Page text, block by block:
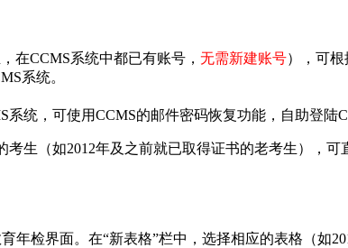
在CCMS系统中都已有账号， 无需新建账号），可
系统。
系统，可使用CCMS的邮件密码恢复功能，自助登陆
考生（如2012年及之前就已取得证书的老考生），
检界面。在“新表格”栏中，选择相应的表格（如